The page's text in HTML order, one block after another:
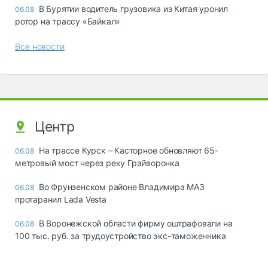
06.08 В Бурятии водитель грузовика из Китая уронил
ротор на трассу «Байкал»
Все новости
Центр
06.08 На трассе Курск – Касторное обновляют 65-
метровый мост через реку Грайворонка
06.08 Во Фрунзенском районе Владимира МАЗ
протаранил Lada Vesta
06.08 В Воронежской области фирму оштрафовали на
100 тыс. руб. за трудоустройство экс-таможенника